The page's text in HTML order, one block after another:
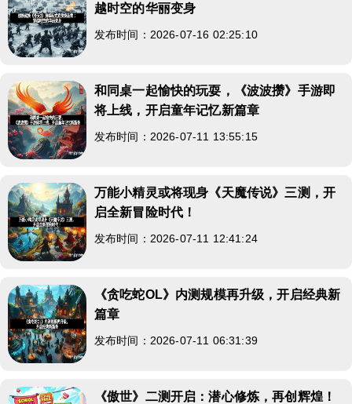
越时空的华丽变身
发布时间：2026-07-16 02:25:10
和同桌一起愉快的玩耍，《波波攒》手游即
将上线，开启童年记忆新篇章
发布时间：2026-07-11 13:55:15
万能小精灵或将现身《天魔传说》三测，开
启全新冒险时代！
发布时间：2026-07-11 12:41:24
《贪吃蛇OL》内测规模再升级，开启经典新
篇章
发布时间：2026-07-11 06:31:39
《傲世》二测开启：潜心修炼，再创辉煌！